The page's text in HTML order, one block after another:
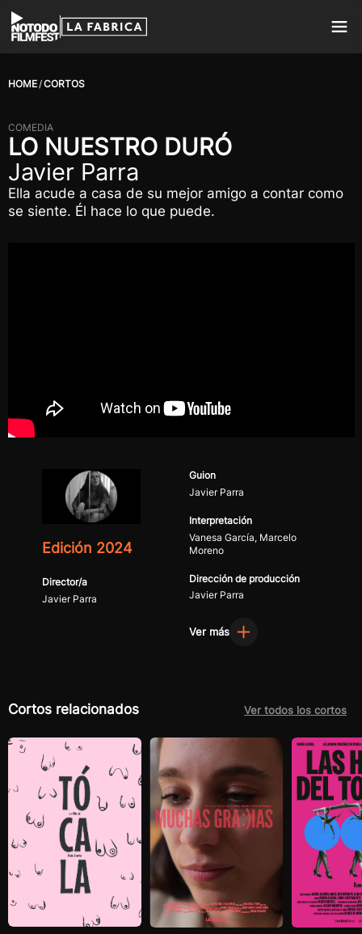
HOME CORTOS
COMEDIA
LO NUESTRO DURÓ
Javier Parra
Ella acude a casa de su mejor amigo a contar como
se siente. Él hace lo que puede.
Edición 2024
Director/a
Javier Parra
Guion
Javier Parra
Interpretación
Vanesa García, Marcelo
Moreno
Dirección de producción
Javier Parra
Ver más
Cortos relacionados Ver todos los cortos